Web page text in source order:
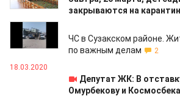
закрываются на карантин
18.03.2020
ЧС в Сузакском районе.
по важным делам
2
18.03.2020
Депутат ЖК: В
Омурбекову и